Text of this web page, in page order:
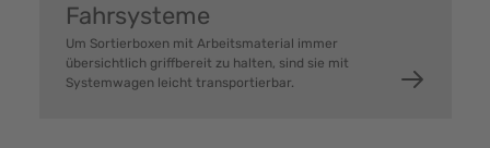
Fahrsysteme
Um Sortierboxen mit Arbeitsmaterial immer
übersichtlich griffbereit zu halten, sind sie mit
Systemwagen leicht transportierbar.